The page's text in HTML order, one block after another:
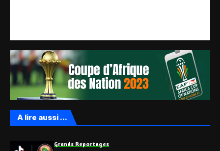
A lire aussi ...
Grands Reportages